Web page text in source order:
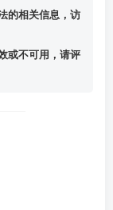
的相关信息，访
或不可用，请评